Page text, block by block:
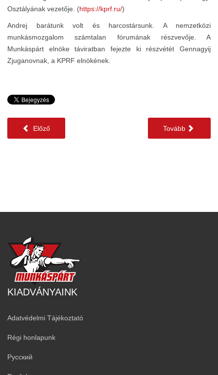
Osztályának vezetője. (https://kprf.ru/)
Andrej barátunk volt és harcostársunk. A nemzetközi
munkásmozgalom számtalan fórumának részvevője. A
Munkáspárt elnöke táviratban fejezte ki részvétét Gennagyij
Zjuganovnak, a KPRF elnökének.
Előző Tovább
KIADVÁNYAINK
Adatvédelmi Tájékoztató
Régi honlapunk
Русский